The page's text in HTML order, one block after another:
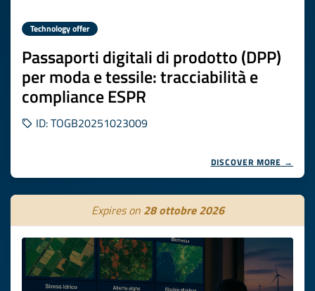
Technology offer
Passaporti digitali di prodotto (DPP)
per moda e tessile: tracciabilità e
compliance ESPR
ID: TOGB20251023009
DISCOVER MORE →
Expires on 28 ottobre 2026